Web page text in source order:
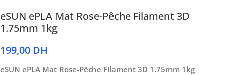
eSUN ePLA Mat Rose-Pêche Filament 3D
1.75mm 1kg
199,00 DH
eSUN ePLA Mat Rose-Pêche Filament 3D 1.75mm 1kg